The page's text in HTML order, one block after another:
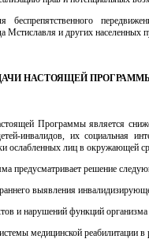
беспрепятственного
Мстиславля и других населенных
НАСТОЯЩЕЙ
Программы является
инвалидов, их социальная
ослабленных лиц в окружающей
предусматривает решение
выявления
и нарушений функций
медицинской реабилитации в